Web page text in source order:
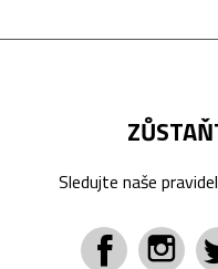
Sledujte naše